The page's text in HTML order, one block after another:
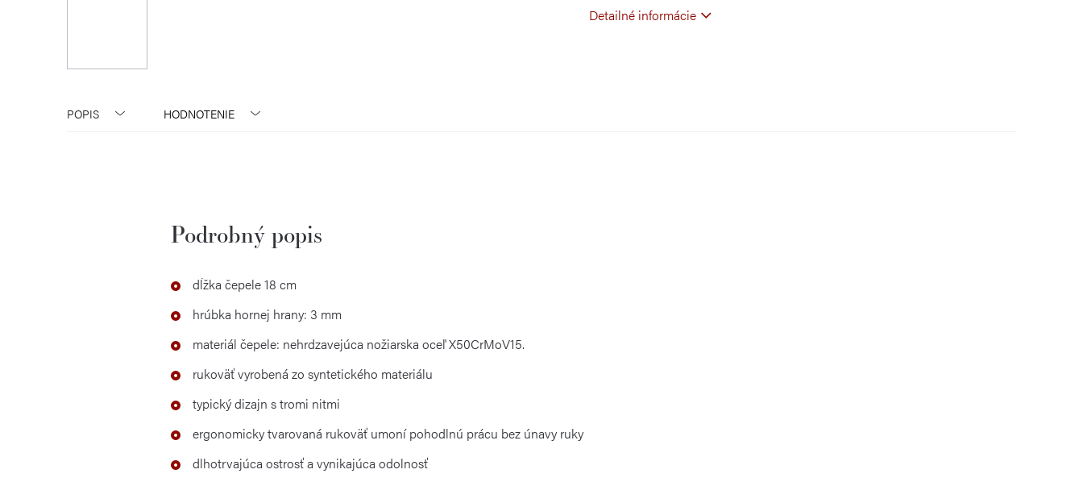
Detailné informácie
POPIS HODNOTENIE
Podrobný popis
dĺžka čepele 18 cm
hrúbka hornej hrany: 3 mm
materiál čepele: nehrdzavejúca nožiarska oceľ X50CrMoV15.
rukoväť vyrobená zo syntetického materiálu
typický dizajn s tromi nitmi
ergonomicky tvarovaná rukoväť umoní pohodlnú prácu bez únavy ruky
dlhotrvajúca ostrosť a vynikajúca odolnosť